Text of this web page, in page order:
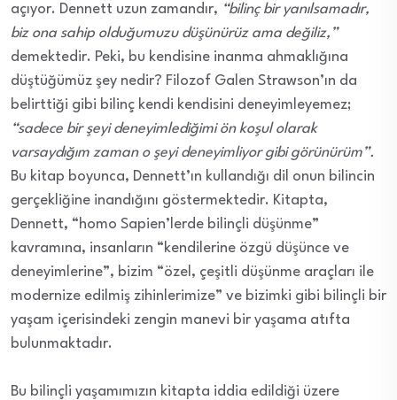
açıyor. Dennett uzun zamandır, “bilinç bir yanılsamadır,
biz ona sahip olduğumuzu düşünürüz ama değiliz,”
demektedir. Peki, bu kendisine inanma ahmaklığına
düştüğümüz şey nedir? Filozof Galen Strawson’ın da
belirttiği gibi bilinç kendi kendisini deneyimleyemez;
“sadece bir şeyi deneyimlediğimi ön koşul olarak
varsaydığım zaman o şeyi deneyimliyor gibi görünürüm”.
Bu kitap boyunca, Dennett’ın kullandığı dil onun bilincin
gerçekliğine inandığını göstermektedir. Kitapta,
Dennett, “homo Sapien’lerde bilinçli düşünme”
kavramına, insanların “kendilerine özgü düşünce ve
deneyimlerine”, bizim “özel, çeşitli düşünme araçları ile
modernize edilmiş zihinlerimize” ve bizimki gibi bilinçli bir
yaşam içerisindeki zengin manevi bir yaşama atıfta
bulunmaktadır.
Bu bilinçli yaşamımızın kitapta iddia edildiği üzere